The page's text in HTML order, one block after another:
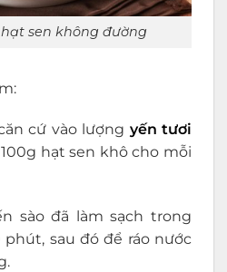
sen không đường
cứ vào lượng yến tươi
hạt sen khô cho mỗi
sào đã làm sạch trong
sau đó để ráo nước